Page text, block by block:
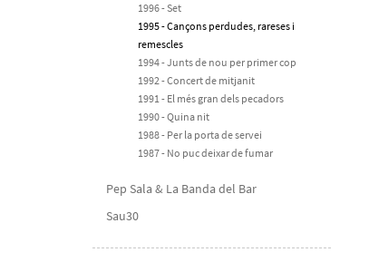
1996 - Set
1995 - Cançons perdudes, rareses i
remescles
1994 - Junts de nou per primer cop
1992 - Concert de mitjanit
1991 - El més gran dels pecadors
1990 - Quina nit
1988 - Per la porta de servei
1987 - No puc deixar de fumar
Pep Sala & La Banda del Bar
Sau30